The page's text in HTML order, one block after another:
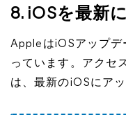
8. iOSを最新
AppleはiOSアップデ
っています。アクセ
は、最新のiOSにア